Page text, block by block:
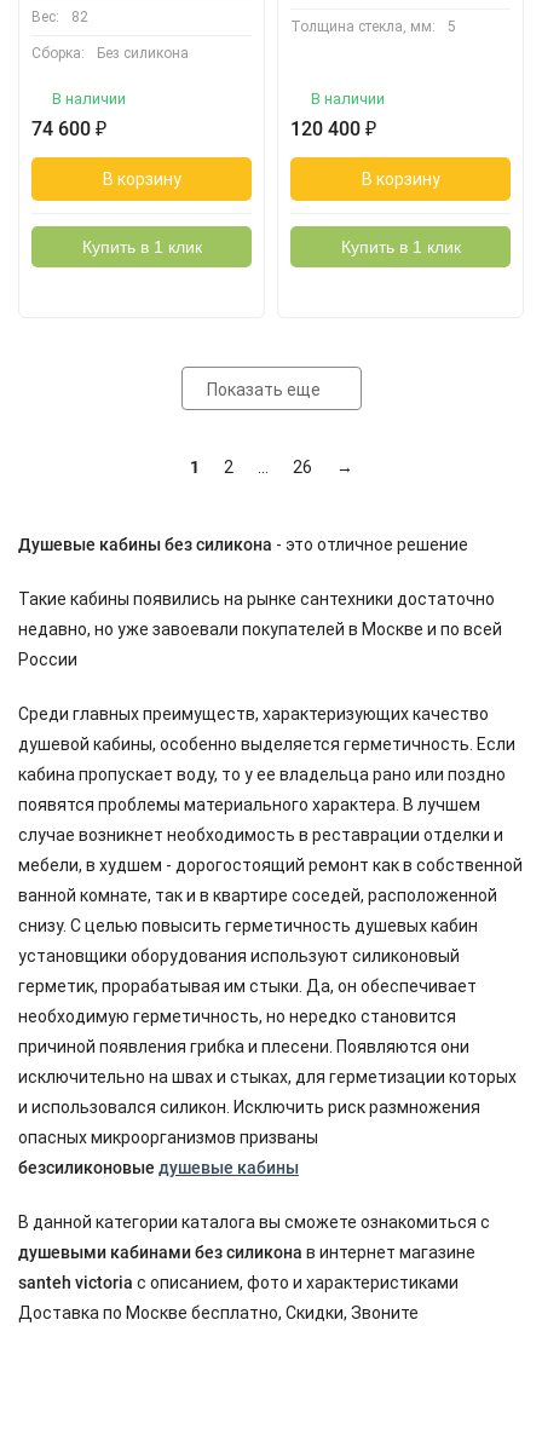
Вес: 82
Сборка: Без силикона
В наличии
74 600 ₽
В корзину
Купить в 1 клик
Толщина стекла, мм: 5
В наличии
120 400 ₽
В корзину
Купить в 1 клик
Показать еще
1 2 26 →
Душевые кабины без силикона - это отличное решение
Такие кабины появились на рынке сантехники достаточно
недавно, но уже завоевали покупателей в Москве и по всей
России
Среди главных преимуществ, характеризующих качество
душевой кабины, особенно выделяется герметичность. Если
кабина пропускает воду, то у ее владельца рано или поздно
появятся проблемы материального характера. В лучшем
случае возникнет необходимость в реставрации отделки и
мебели, в худшем - дорогостоящий ремонт как в собственной
ванной комнате, так и в квартире соседей, расположенной
снизу. С целью повысить герметичность душевых кабин
установщики оборудования используют силиконовый
герметик, прорабатывая им стыки. Да, он обеспечивает
необходимую герметичность, но нередко становится
причиной появления грибка и плесени. Появляются они
исключительно на швах и стыках, для герметизации которых
и использовался силикон. Исключить риск размножения
опасных микроорганизмов призваны
безсиликоновые душевые кабины
В данной категории каталога вы сможете ознакомиться с
душевыми кабинами без силикона в интернет магазине
santeh victoria с описанием, фото и характеристиками
Доставка по Москве бесплатно, Скидки, Звоните